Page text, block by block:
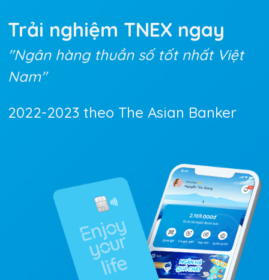
Trải nghiệm TNEX ngay
"Ngân hàng thuần số tốt nhất Việt
Nam"
2022-2023 theo The Asian Banker